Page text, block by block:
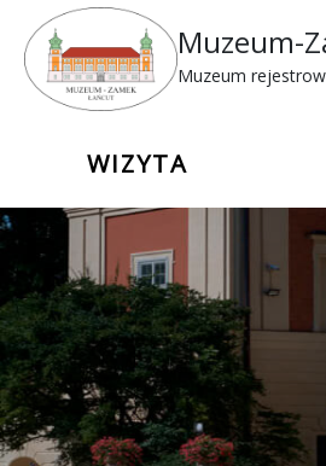
Muzeum-
Muzeum
WIZYTA